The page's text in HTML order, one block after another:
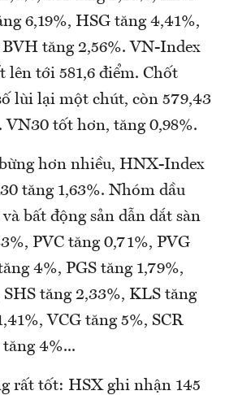
6,19%, HSG tăng 4,41%,
tăng 2,56%. VN-Index
lên tới 581,6 điểm. Chốt
lùi lại một chút, còn 579,43
VN30 tốt hơn, tăng 0,98%.
hơn nhiều, HNX-Index
tăng 1,63%. Nhóm dầu
bất động sản dẫn dắt sàn
PVC tăng 0,71%, PVG
4%, PGS tăng 1,79%,
tăng 2,33%, KLS tăng
VCG tăng 5%, SCR
4%...
rất tốt: HSX ghi nhận 145